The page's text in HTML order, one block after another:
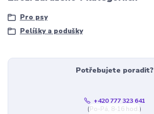
Pro psy
Pelíšky a podušky
Potřebujete poradit?
+420 777 323 641
(Po-Pá, 8-16 hod.)